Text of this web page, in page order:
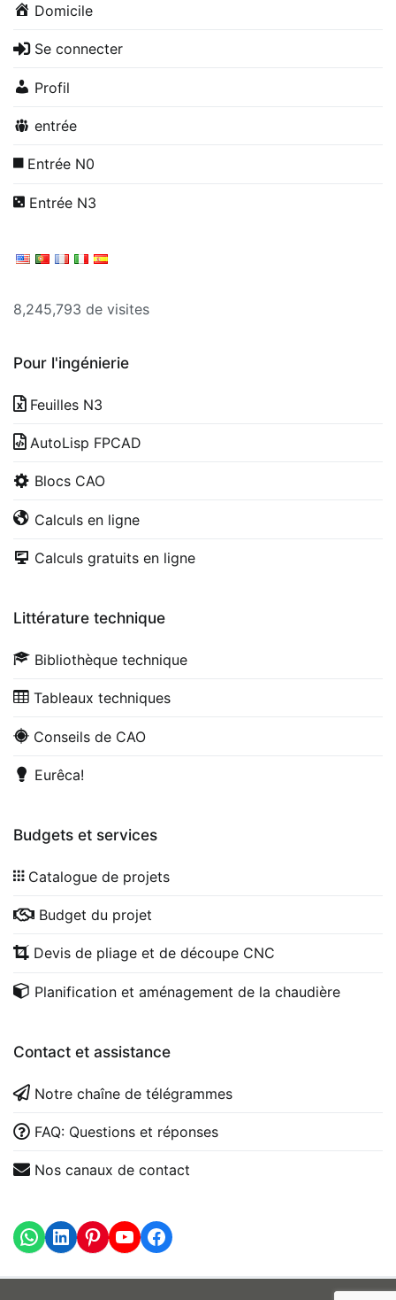
Domicile
Se connecter
Profil
entrée
Entrée N0
Entrée N3
8,245,793 de visites
Pour l'ingénierie
Feuilles N3
AutoLisp FPCAD
Blocs CAO
Calculs en ligne
Calculs gratuits en ligne
Littérature technique
Bibliothèque technique
Tableaux techniques
Conseils de CAO
Eurêca!
Budgets et services
Catalogue de projets
Budget du projet
Devis de pliage et de découpe CNC
Planification et aménagement de la chaudière
Contact et assistance
Notre chaîne de télégrammes
FAQ: Questions et réponses
Nos canaux de contact
WhatsApp
LinkedInhttps://